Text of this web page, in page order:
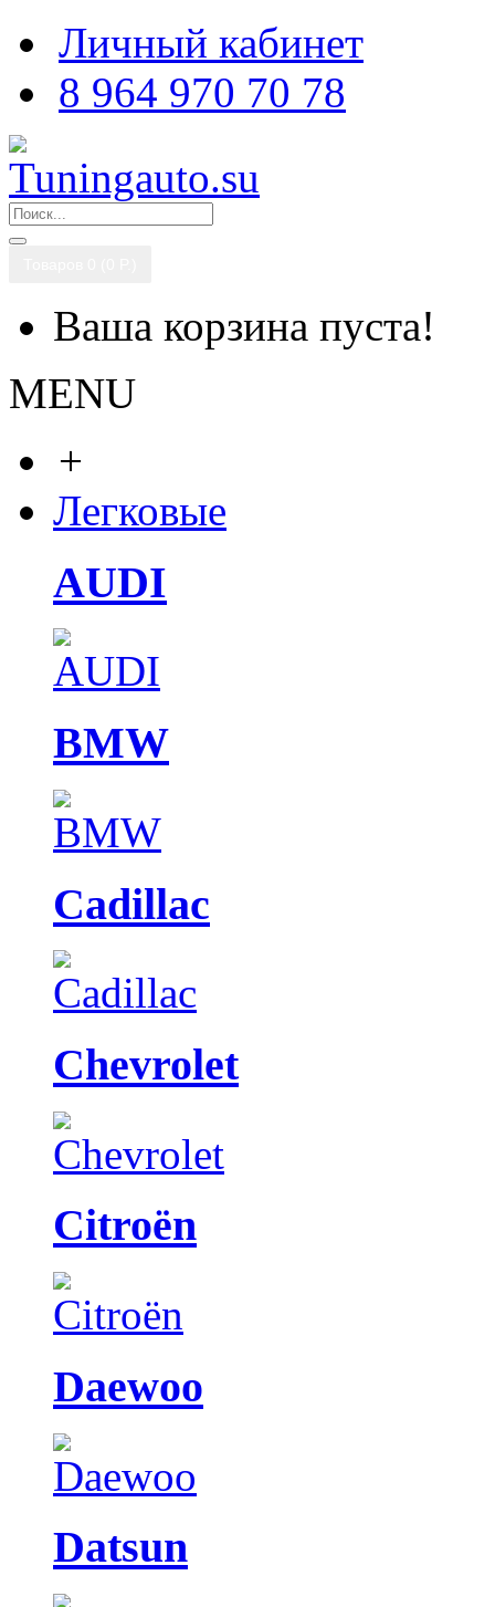
Личный кабинет
8 964 970 70 78
Ваша корзина пуста!
MENU
+
Легковые
AUDI
BMW
Cadillac
Chevrolet
Citroën
Daewoo
Datsun